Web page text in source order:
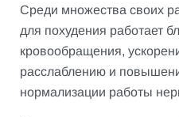
Среди множества своих
для похудения работает
кровообращения,
расслаблению и
нормализации работы